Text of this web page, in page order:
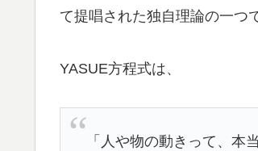
て提唱された独自理論の一つ
YASUE方程式は、
「人や物の動きって、本